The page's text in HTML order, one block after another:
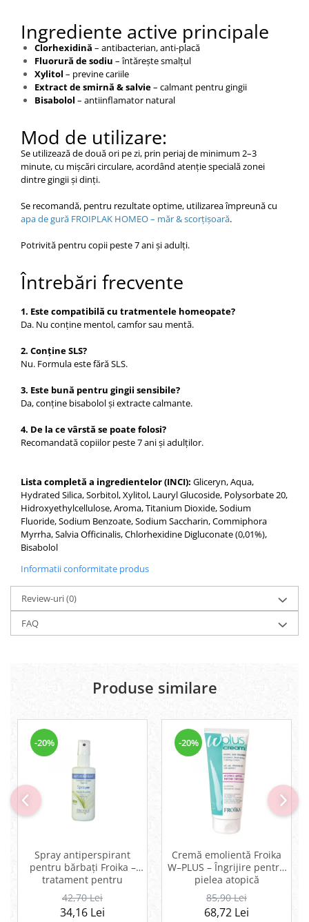
Ingrediente active principale
Clorhexidină – antibacterian, anti-placă
Fluorură de sodiu – întărește smalțul
Xylitol – previne cariile
Extract de smirnă & salvie– calmant pentru gingii
Bisabolol – antiinflamator natural
Mod de utilizare:
Se utilizează de două ori pe zi, prin periaj de minimum 2–3
minute, cu mișcări circulare, acordând atenție specială zonei
dintre gingii și dinți.
Se recomandă, pentru rezultate optime, utilizarea împreună cu
apa de gură FROIPLAK HOMEO – măr & scorțișoară.
Potrivită pentru copii peste 7 ani și adulți.
Întrebări frecvente
1. Este compatibilă cu tratmentele homeopate?
Da. Nu conține mentol, camfor sau mentă.
2. Conține SLS?
Nu. Formula este fără SLS.
3. Este bună pentru gingii sensibile?
Da, conține bisabolol și extracte calmante.
4. De la ce vârstă se poate folosi?
Recomandată copiilor peste 7 ani și adulților.
Lista completă a ingredientelor (INCI): Gliceryn, Aqua,
Hydrated Silica, Sorbitol, Xylitol, Lauryl Glucoside, Polysorbate 20,
Hidroxyethylcellulose, Aroma, Titanium Dioxide, Sodium
Fluoride, Sodium Benzoate, Sodium Saccharin, Commiphora
Myrrha, Salvia Officinalis, Chlorhexidine Digluconate (0,01%),
Bisabolol
Informatii conformitate produs
Review-uri(0)
FAQ
Produse similare
-20%
Spray antiperspirant
pentru bărbați Froika –
tratament pentru
hiperhidroză și
bromhidroză
42,70 Lei
34,16 Lei
-20%
Cremă emolientă Froika
W–PLUS – Îngrijire pentru
pielea atopică
85,90 Lei
68,72 Lei